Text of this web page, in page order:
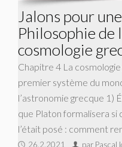
Jalons pour
Philosophie de
cosmologie
Chapitre 4 La
premier système du
l’astronomie grecque 1)
que Platon formalisera si
l’était posé : com­ment
26.2.2021 par Pascal